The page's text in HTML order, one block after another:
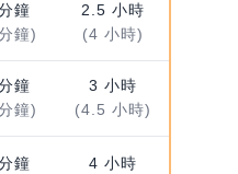
鐘
鐘)
2.5 小時
(4 小時)
鐘
鐘)
3 小時
(4.5 小時)
鐘
4 小時